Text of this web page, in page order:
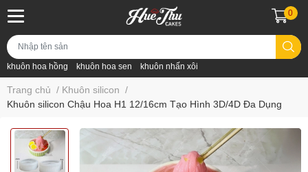
khuôn hoa hồng khuôn hoa sen khuôn nhấn xôi
0
Trang chủ / Khuôn silicon /
Khuôn silicon Chậu Hoa H1 12/16cm Tạo Hình 3D/4D Đa Dụng